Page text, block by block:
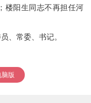
楼阳生同志不再担任河
常委、书记。
脑版